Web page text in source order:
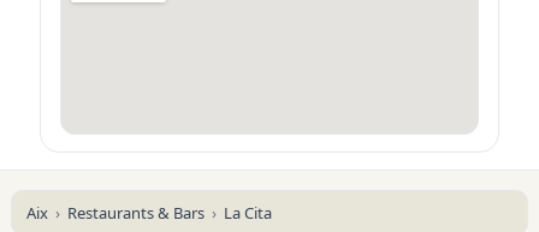
Aix Restaurants & Bars La Cita